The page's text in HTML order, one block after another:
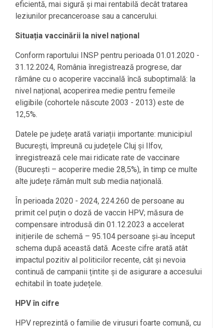
eficientă, mai sigură și mai rentabilă decât tratarea
leziunilor precanceroase sau a cancerului.
Situația vaccinării la nivel național
Conform raportului INSP pentru perioada 01.01.2020 -
31.12.2024, România înregistrează progrese, dar
rămâne cu o acoperire vaccinală încă suboptimală: la
nivel național, acoperirea medie pentru femeile
eligibile (cohortele născute 2003 - 2013) este de
12,5%.
Datele pe județe arată variații importante: municipiul
București, împreună cu județele Cluj și Ilfov,
înregistrează cele mai ridicate rate de vaccinare
(București – acoperire medie 28,5%), în timp ce multe
alte județe rămân mult sub media națională.
În perioada 2020 - 2024, 224.260 de persoane au
primit cel puțin o doză de vaccin HPV; măsura de
compensare introdusă din 01.12.2023 a accelerat
inițierile de schemă – 95.104 persoane și‑au început
schema după această dată. Aceste cifre arată atât
impactul pozitiv al politicilor recente, cât și nevoia
continuă de campanii țintite și de asigurare a accesului
echitabil în toate județele.
HPV în cifre
HPV reprezintă o familie de virusuri foarte comună, cu